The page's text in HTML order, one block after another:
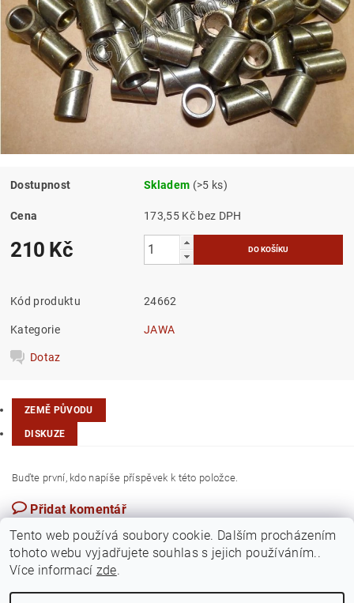
Dostupnost Skladem (>5 ks)
Cena 173,55 Kč bez DPH
210 Kč
Kód produktu 24662
Kategorie JAWA
Dotaz
ZEMĚ PŮVODU
DISKUZE
Buďte první, kdo napíše příspěvek k této položce.
Přidat komentář
Tento web používá soubory cookie. Dalším procházením
tohoto webu vyjadřujete souhlas s jejich používáním..
Více informací zde.